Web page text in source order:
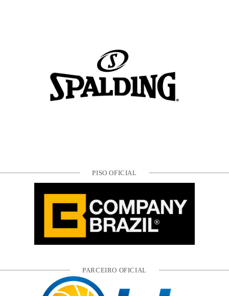
PISO OFICIAL
PARCEIRO OFICIAL